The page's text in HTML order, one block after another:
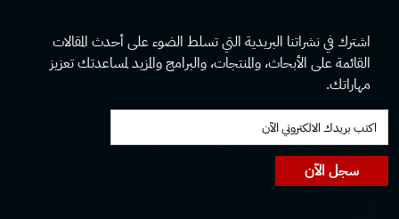
اشترك في نشراتنا البريدية التي تسلط الضوء على أحدث المقالات
القائمة على الأبحاث، والمنتجات، والبرامج والمزيد لمساعدتك تعزيز
مهاراتك.
سجل الآن